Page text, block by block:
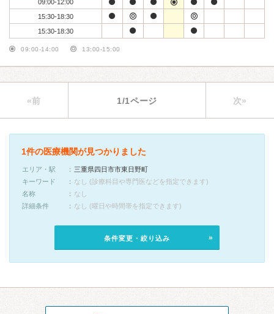
09:00-12:00
15:30-18:30
15:30-18:30
09:00-14:00 13:00-15:00
«前 1/1ページ 次»
1件の医療機関が見つかりました
エリア・駅
三重県四日市市東日野町
キーワード
なし (診療科目や専門医などを指定できます)
名称
なし
詳細条件
なし (曜日や時間帯を指定できます)
条件変更・絞り込み